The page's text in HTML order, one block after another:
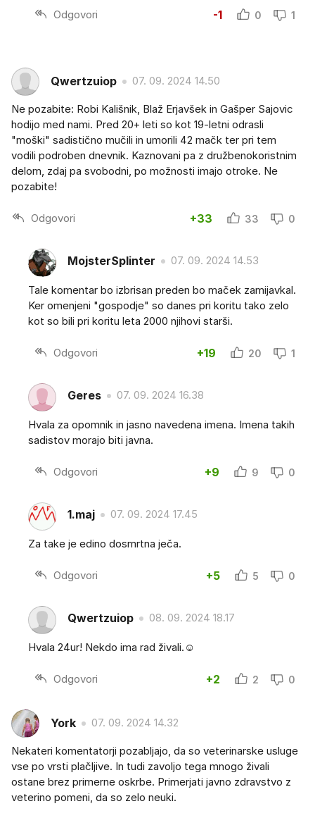
Odgovori -1 0 1
Qwertzuiop 07. 09. 2024 14.50
Ne pozabite: Robi Kališnik, Blaž Erjavšek in Gašper Sajovic
hodijo med nami. Pred 20+ leti so kot 19-letni odrasli
"moški" sadistično mučili in umorili 42 mačk ter pri tem
vodili podroben dnevnik. Kaznovani pa z družbenokoristnim
delom, zdaj pa svobodni, po možnosti imajo otroke. Ne
pozabite!
Odgovori +33 33 0
MojsterSplinter 07. 09. 2024 14.53
Tale komentar bo izbrisan preden bo maček zamijavkal.
Ker omenjeni "gospodje" so danes pri koritu tako zelo
kot so bili pri koritu leta 2000 njihovi starši.
Odgovori +19 20 1
Geres 07. 09. 2024 16.38
Hvala za opomnik in jasno navedena imena. Imena takih
sadistov morajo biti javna.
Odgovori +9 9 0
1.maj 07. 09. 2024 17.45
Za take je edino dosmrtna ječa.
Odgovori +5 5 0
Qwertzuiop 08. 09. 2024 18.17
Hvala 24ur! Nekdo ima rad živali.☺️
Odgovori +2 2 0
York 07. 09. 2024 14.32
Nekateri komentatorji pozabljajo, da so veterinarske usluge
vse po vrsti plačljive. In tudi zavoljo tega mnogo živali
ostane brez primerne oskrbe. Primerjati javno zdravstvo z
veterino pomeni, da so zelo neuki.